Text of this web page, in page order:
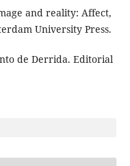
and reality: Affect,
University Press.
de Derrida. Editorial